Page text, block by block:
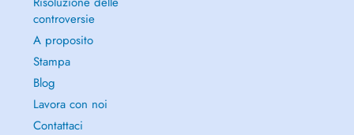
controversie
A proposito
Stampa
Blog
Lavora con noi
Contattaci